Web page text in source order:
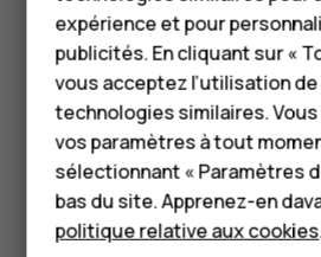
HMD Terra M
Pour les
Tablettes
Boutique
Mon compte
votre position actuelle,
puis recherchez un nouveau
Appuyez surDémarrerpour
L'itinéraire apparaît sur la carte
Pour obtenir des itinéraires
& plus.
expérience et pour
publicités. En cliquant sur «
vous acceptez l’utilisation
technologies similaires.
vos paramètres à tout
sélectionnant « Paramètres
bas du site. Apprenez-en
politique relative aux cookies